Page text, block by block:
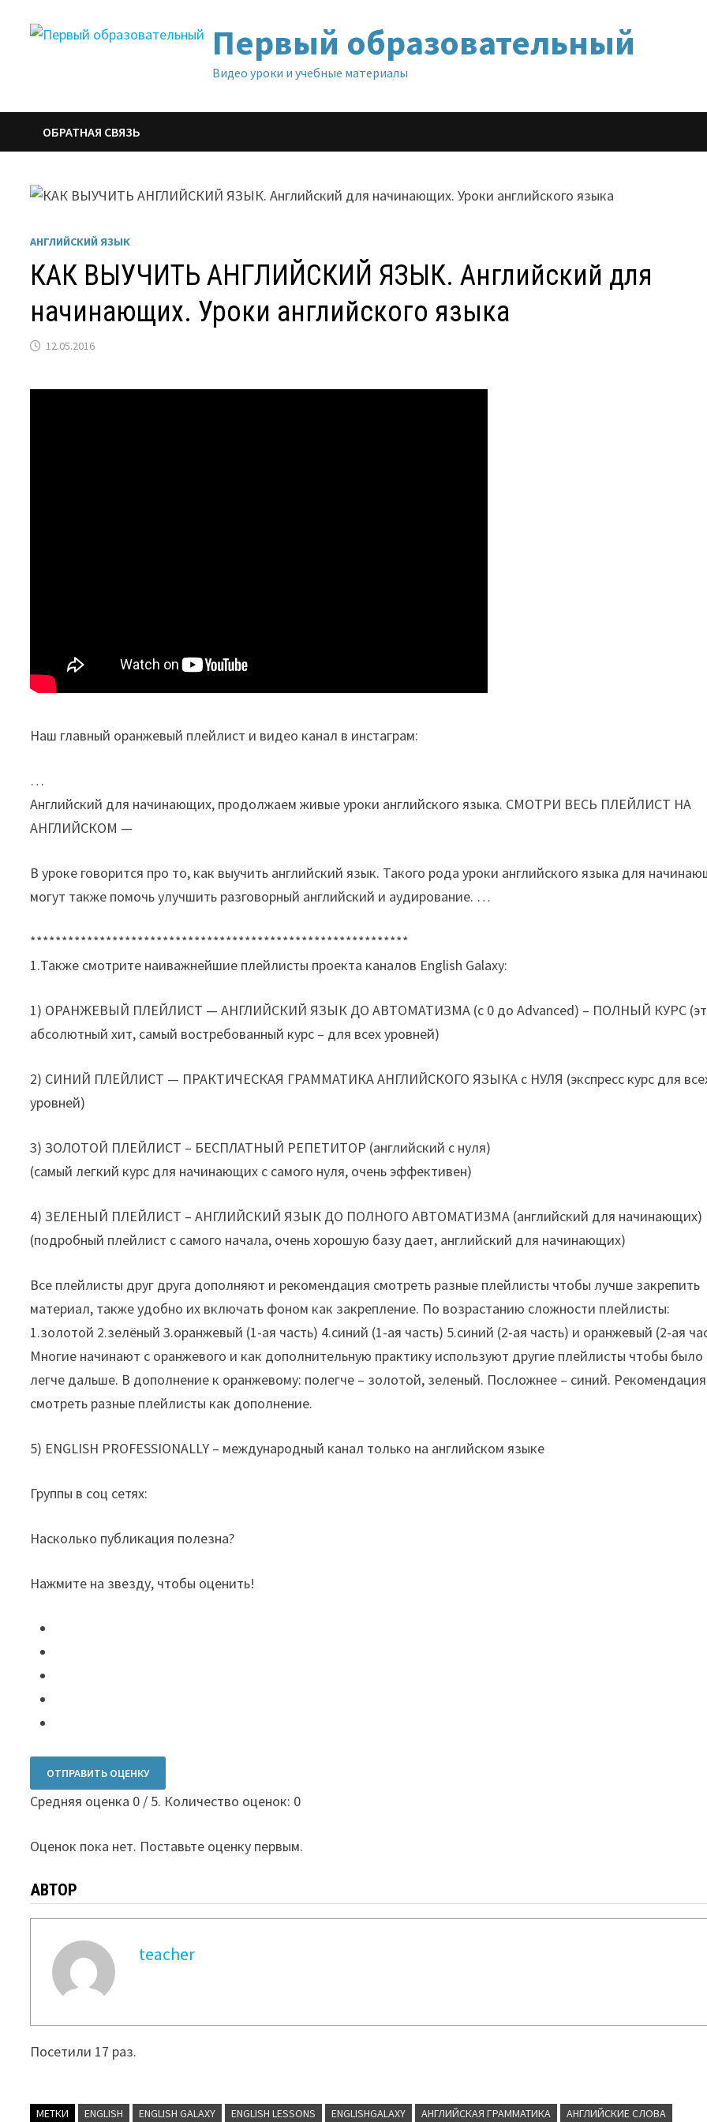
Первый образовательный
Видео уроки и учебные материалы
ОБРАТНАЯ СВЯЗЬ
АНГЛИЙСКИЙ ЯЗЫК
КАК ВЫУЧИТЬ АНГЛИЙСКИЙ ЯЗЫК. Английский для
начинающих. Уроки английского языка
12.05.2016
Наш главный оранжевый плейлист и видео канал в инстаграм:
…
Английский для начинающих, продолжаем живые уроки английского языка. СМОТРИ ВЕСЬ ПЛЕЙЛИСТ НА
АНГЛИЙСКОМ —
В уроке говорится про то, как выучить английский язык. Такого рода уроки английского языка для
могут также помочь улучшить разговорный английский и аудирование. …
************************************************************
1.Также смотрите наиважнейшие плейлисты проекта каналов English Galaxy:
1) ОРАНЖЕВЫЙ ПЛЕЙЛИСТ — АНГЛИЙСКИЙ ЯЗЫК ДО АВТОМАТИЗМА (с 0 до Advanced) – ПОЛНЫЙ КУРС
абсолютный хит, самый востребованный курс – для всех уровней)
2) СИНИЙ ПЛЕЙЛИСТ — ПРАКТИЧЕСКАЯ ГРАММАТИКА АНГЛИЙСКОГО ЯЗЫКА с НУЛЯ (экспресс курс для
уровней)
3) ЗОЛОТОЙ ПЛЕЙЛИСТ – БЕСПЛАТНЫЙ РЕПЕТИТОР (английский с нуля)
(самый легкий курс для начинающих с самого нуля, очень эффективен)
4) ЗЕЛЕНЫЙ ПЛЕЙЛИСТ – АНГЛИЙСКИЙ ЯЗЫК ДО ПОЛНОГО АВТОМАТИЗМА (английский для начинающих)
(подробный плейлист с самого начала, очень хорошую базу дает, английский для начинающих)
Все плейлисты друг друга дополняют и рекомендация смотреть разные плейлисты чтобы лучше закрепить
материал, также удобно их включать фоном как закрепление. По возрастанию сложности плейлисты:
1.золотой 2.зелёный 3.оранжевый (1-ая часть) 4.синий (1-ая часть) 5.синий (2-ая часть) и оранжевый (2-ая
Многие начинают с оранжевого и как дополнительную практику используют другие плейлисты чтобы было
легче дальше. В дополнение к оранжевому: полегче – золотой, зеленый. Посложнее – синий.
смотреть разные плейлисты как дополнение.
5) ENGLISH PROFESSIONALLY – международный канал только на английском языке
Группы в соц сетях:
Насколько публикация полезна?
Нажмите на звезду, чтобы оценить!
ОТПРАВИТЬ ОЦЕНКУ
Средняя оценка 0 / 5. Количество оценок: 0
Оценок пока нет. Поставьте оценку первым.
АВТОР
teacher
Посетили 17 раз.
МЕТКИ ENGLISH ENGLISH GALAXY ENGLISH LESSONS ENGLISHGALAXY АНГЛИЙСКАЯ ГРАММАТИКА АНГЛИЙСКИЕ СЛОВА